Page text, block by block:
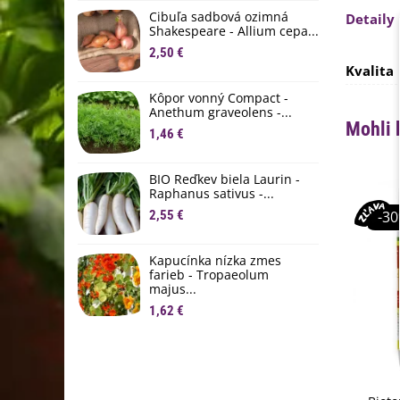
Cibuľa sadbová ozimná
Shakespeare - Allium cepa...
2,50 €
Kôpor vonný Compact -
Anethum graveolens -...
1,46 €
BIO Reďkev biela Laurin -
Raphanus sativus -...
2,55 €
Kapucínka nízka zmes
farieb - Tropaeolum
majus...
1,62 €
Detaily
Kvalita
Mohli
-